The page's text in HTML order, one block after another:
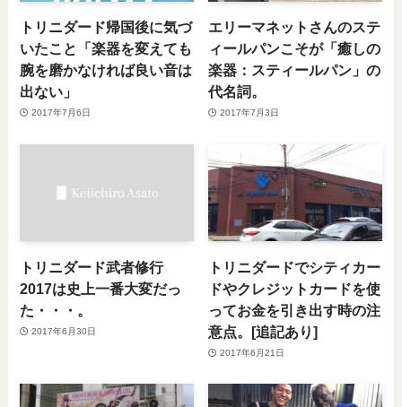
トリニダード帰国後に気づ
いたこと「楽器を変えても
腕を磨かなければ良い音は
出ない」
2017年7月6日
エリーマネットさんのステ
ィールパンこそが「癒しの
楽器：スティールパン」の
代名詞。
2017年7月3日
トリニダード武者修行
2017は史上一番大変だっ
た・・・。
2017年6月30日
トリニダードでシティカー
ドやクレジットカードを使
ってお金を引き出す時の注
意点。[追記あり]
2017年6月21日